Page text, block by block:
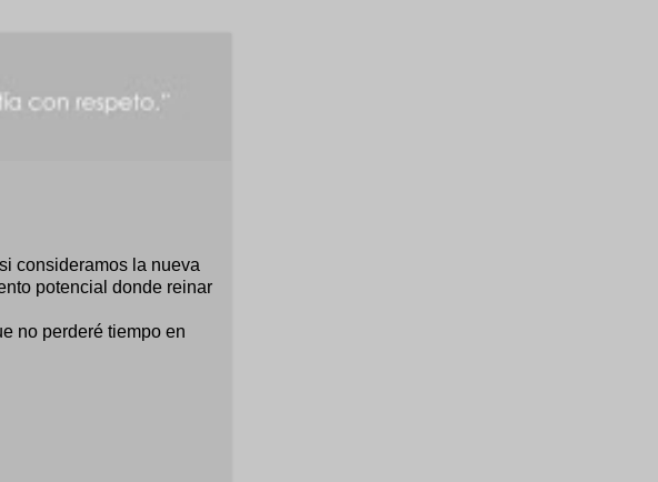
consideramos la nueva
potencial donde reinar
no perderé tiempo en